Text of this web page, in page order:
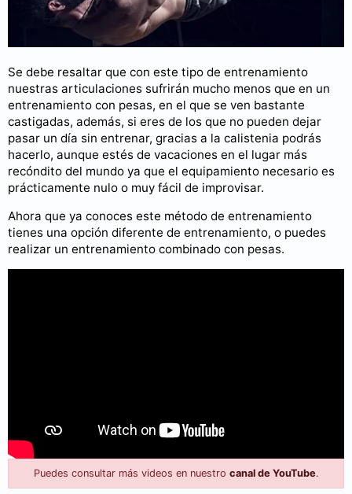
Se debe resaltar que con este tipo de entrenamiento
nuestras articulaciones sufrirán mucho menos que en un
entrenamiento con pesas, en el que se ven bastante
castigadas, además, si eres de los que no pueden dejar
pasar un día sin entrenar, gracias a la calistenia podrás
hacerlo, aunque estés de vacaciones en el lugar más
recóndito del mundo ya que el equipamiento necesario es
prácticamente nulo o muy fácil de improvisar.
Ahora que ya conoces este método de entrenamiento
tienes una opción diferente de entrenamiento, o puedes
realizar un entrenamiento combinado con pesas.
Puedes consultar más videos en nuestro canal de YouTube.